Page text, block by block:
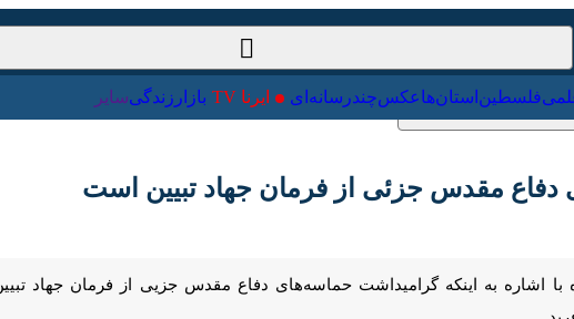
علمی فلسطین استان‌ها عکس چندرسانه‌ای ایرنا TV
مقدس جزئی از فرمان جهاد تبیین است